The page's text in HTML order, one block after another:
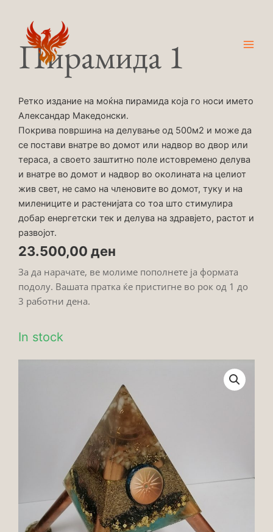
contentПирамида 1
Ретко издание на моќна пирамида која го носи името
Александар Македонски.
Покрива површина на делување од 500м2 и може да
се постави внатре во домот или надвор во двор или
тераса, а своето заштитно поле истовремено делува
и внатре во домот и надвор во околината на целиот
жив свет, не само на членовите во домот, туку и на
милениците и растенијата со тоа што стимулира
добар енергетски тек и делува на здравјето, растот и
развојот.
23.500,00 ден
За да нарачате, ве молиме пополнете ја формата
подолу. Вашата пратка ќе пристигне во рок од 1 до
3 работни дена.
In stock